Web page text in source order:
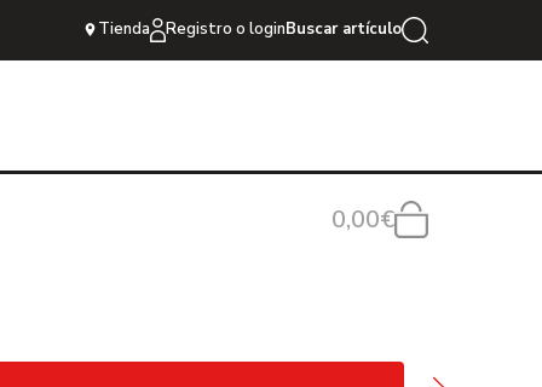
Tienda Registro o loginBuscar artículo
0,00€